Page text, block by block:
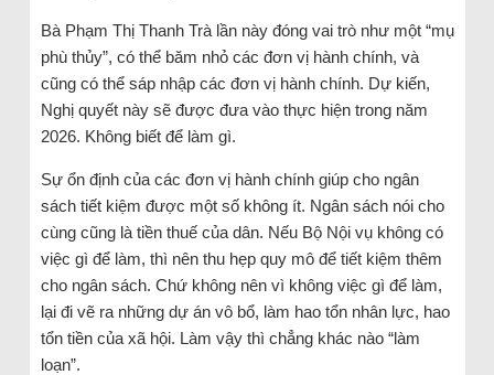
Bà Phạm Thị Thanh Trà lần này đóng vai trò như một “mụ
phù thủy”, có thể băm nhỏ các đơn vị hành chính, và
cũng có thể sáp nhập các đơn vị hành chính. Dự kiến,
Nghị quyết này sẽ được đưa vào thực hiện trong năm
2026. Không biết để làm gì.
Sự ổn định của các đơn vị hành chính giúp cho ngân
sách tiết kiệm được một số không ít. Ngân sách nói cho
cùng cũng là tiền thuế của dân. Nếu Bộ Nội vụ không có
việc gì để làm, thì nên thu hẹp quy mô để tiết kiệm thêm
cho ngân sách. Chứ không nên vì không việc gì để làm,
lại đi vẽ ra những dự án vô bổ, làm hao tổn nhân lực, hao
tổn tiền của xã hội. Làm vậy thì chẳng khác nào “làm
loạn”.